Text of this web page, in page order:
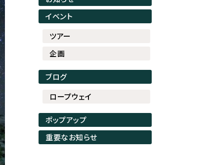
イベント
ツアー
企画
ブログ
ロープウェイ
ポップアップ
重要なお知らせ